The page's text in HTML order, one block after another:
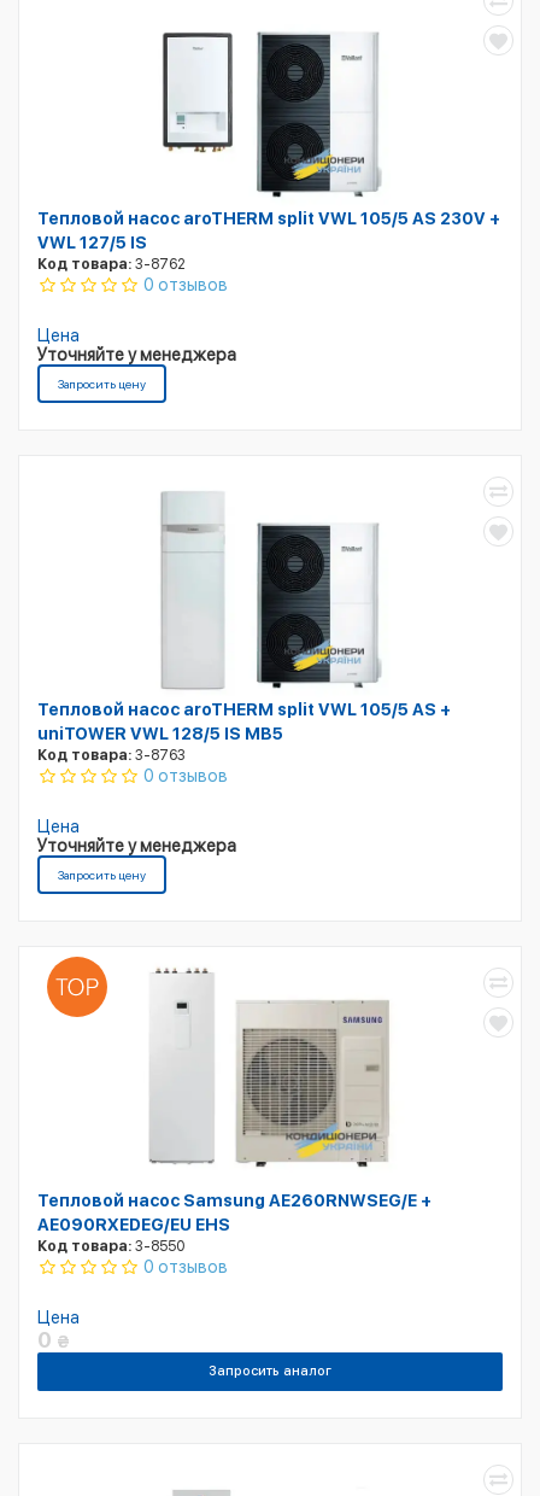
Тепловой насос aroTHERM split VWL 105/5 AS 230V +
VWL 127/5 IS
Код товара: 3-8762
0 отзывов
Цена
Уточняйте у менеджера
Запросить цену
Тепловой насос aroTHERM split VWL 105/5 AS +
uniTOWER VWL 128/5 IS MB5
Код товара: 3-8763
0 отзывов
Цена
Уточняйте у менеджера
Запросить цену
Тепловой насос Samsung AE260RNWSEG/E +
AE090RXEDEG/EU EHS
Код товара: 3-8550
0 отзывов
Цена
0 ₴
Запросить аналог